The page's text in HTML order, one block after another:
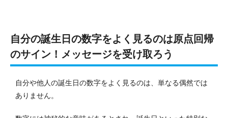
自分の誕生日の数字をよく見るのは原点回帰
のサイン！メッセージを受け取ろう
自分や他人の誕生日の数字をよく見るのは、単なる偶然では
ありません。